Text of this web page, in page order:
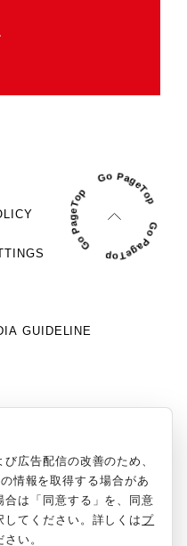
GUIDELINE
Rights Reserved.
広告配信の改善のため、
情報を取得する場合があ
合は「同意する」を、同意
てください。詳しくは プ
い。